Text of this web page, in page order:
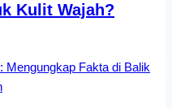
Kulit Wajah?